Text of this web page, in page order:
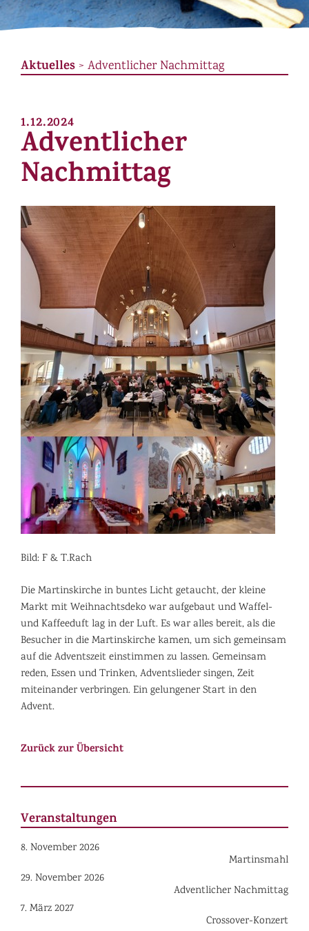
Aktuelles> Adventlicher Nachmittag
1.12.2024
Adventlicher
Nachmittag
Bild: F & T.Rach
Die Martinskirche in buntes Licht getaucht, der kleine
Markt mit Weihnachtsdeko war aufgebaut und Waffel-
und Kaffeeduft lag in der Luft. Es war alles bereit, als die
Besucher in die Martinskirche kamen, um sich gemeinsam
auf die Adventszeit einstimmen zu lassen. Gemeinsam
reden, Essen und Trinken, Adventslieder singen, Zeit
miteinander verbringen. Ein gelungener Start in den
Advent.
Zurück zur Übersicht
Veranstaltungen
8. November 2026
Martinsmahl
29. November 2026
Adventlicher Nachmittag
7. März 2027
Crossover-Konzert